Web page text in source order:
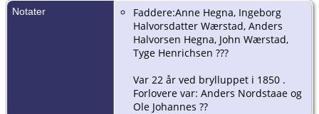
Begravelse
29 nov. 1890
- Lunde,
Telemark
Notater
Faddere:Anne Hegna, Ingeborg
Halvorsdatter Wærstad, Anders
Halvorsen Hegna, John Wærstad,
Tyge Henrichsen ???
Var 22 år ved brylluppet i 1850 .
Forlovere var: Anders Nordstaae og
Ole Johannes ??